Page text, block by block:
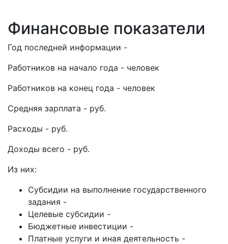
Финансовые показатели
Год последней информации -
Работников на начало года - человек
Работников на конец года - человек
Средняя зарплата - руб.
Расходы - руб.
Доходы всего - руб.
Из них:
Субсидии на выполнение государственного
задания -
Целевые субсидии -
Бюджетные инвестиции -
Платные услуги и иная деятельность -